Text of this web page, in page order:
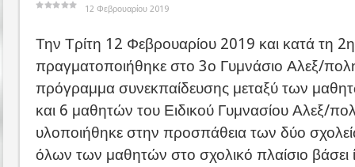
12 Φεβρουαρίου 2019
Την Τρίτη 12 Φεβρουαρίου 2019 και κατά τη
πραγματοποιήθηκε στο 3ο Γυμνάσιο Αλεξ/
πρόγραμμα συνεκπαίδευσης μεταξύ των
και 6 μαθητών του Ειδικού Γυμνασίου Αλεξ/
υλοποιήθηκε στην προσπάθεια των δύο
όλων των μαθητών στο σχολικό πλαίσιο βάσει